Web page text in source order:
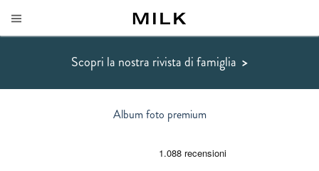
Scopri la nostra rivista di famiglia >
Album foto premium